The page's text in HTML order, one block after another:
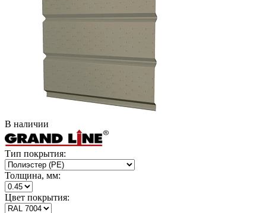
В наличии
Тип покрытия:
Толщина, мм:
Цвет покрытия: